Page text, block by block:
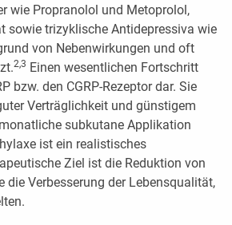
wie Propranolol und Metoprolol,
sowie trizyklische Antidepressiva wie
von Nebenwirkungen und oft
2,3 Einen wesentlichen Fortschritt
bzw. den CGRP-Rezeptor dar. Sie
Verträglichkeit und günstigem
subkutane Applikation
ist ein realistisches
Ziel ist die Reduktion von
Verbesserung der Lebensqualität,